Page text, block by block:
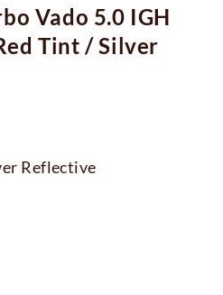
Vado 5.0 IGH
Tint / Silver
Reflective